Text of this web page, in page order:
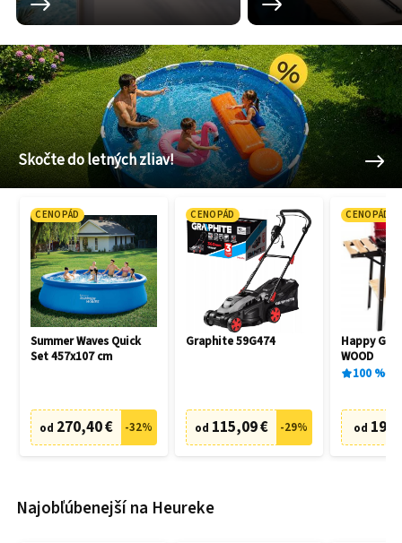
Skočte do letných zliav!
CENOPÁD
Summer Waves Quick
Set 457x107 cm
od 270,40 € -32%
CENOPÁD
Graphite 59G474
od 115,09 € -29%
CENOPÁD
Happy
WOOD
100%
od
Najobľúbenejší na Heureke